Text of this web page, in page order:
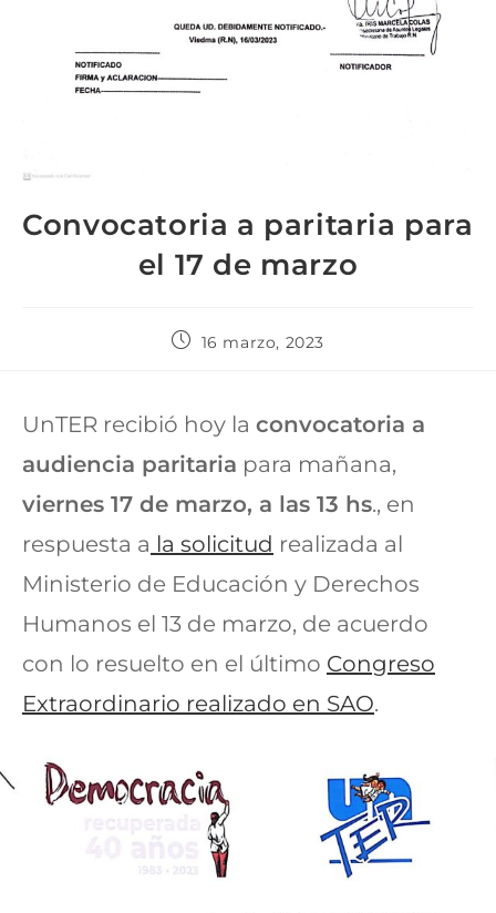
Convocatoria a paritaria para
el 17 de marzo
16 marzo, 2023
UnTER recibió hoy la convocatoria a
audiencia paritaria para mañana,
viernes 17 de marzo, a las 13 hs., en
respuesta a la solicitud realizada al
Ministerio de Educación y Derechos
Humanos el 13 de marzo, de acuerdo
con lo resuelto en el último Congreso
Extraordinario realizado en SAO.